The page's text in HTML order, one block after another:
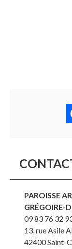
PAROISSE
GRÉGOIRE-
09 83 76 32
13, rue Asile
42400Saint-